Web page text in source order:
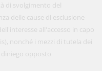
di svolgimento del
delle cause di esclusione
all'accesso in capo
nonché i mezzi di tutela dei
opposto